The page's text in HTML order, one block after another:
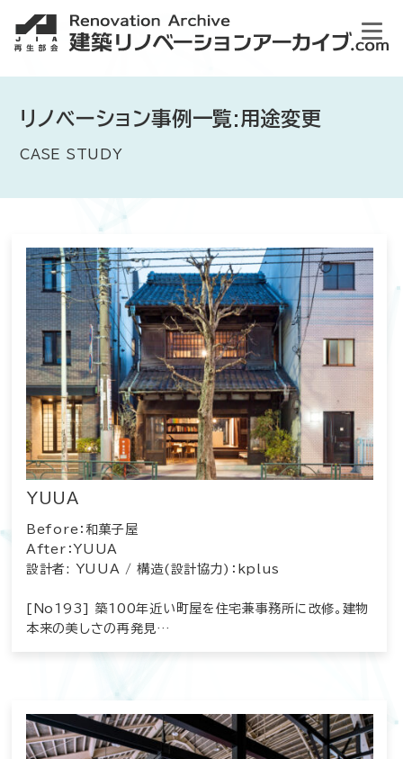
リノベーション事例一覧:用途変更
CASE STUDY
YUUA
Before：和菓子屋
After：YUUA
設計者: YUUA / 構造(設計協力)：kplus
[No193] 築100年近い町屋を住宅兼事務所に改修。建物
本来の美しさの再発見…